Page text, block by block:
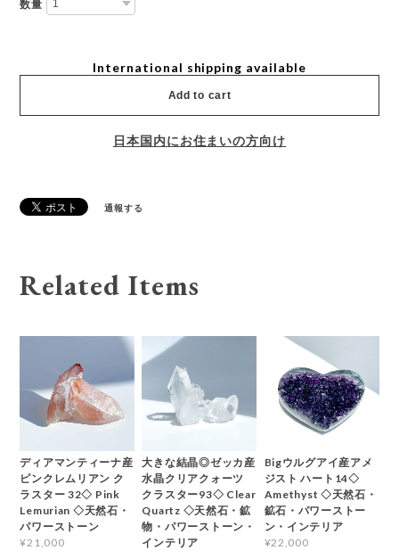
数量
International shipping available
Add to cart
日本国内にお住まいの方向け
通報する
Related Items
ディアマンティーナ産
ピンクレムリアン ク
ラスター 32◇ Pink
Lemurian ◇天然石・
パワーストーン
¥21,000
大きな結晶◎ゼッカ産
水晶クリアクォーツ
クラスター93◇ Clear
Quartz ◇天然石・鉱
物・パワーストーン・
インテリア
Bigウルグアイ産アメ
ジスト ハート14◇
Amethyst ◇天然石・
鉱石・パワーストー
ン・インテリア
¥22,000